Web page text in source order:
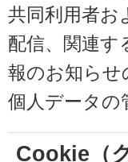
共同利用者お
配信、関連す
報のお知らせ
個人データの
Cookie（